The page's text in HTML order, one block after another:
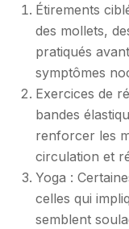
Étirements
des mollets,
pratiqués
symptômes
Exercices de
bandes
renforcer les
circulation et
Yoga :
celles qui
semblent